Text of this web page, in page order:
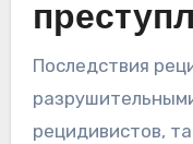
Последствия
рецидивистов,